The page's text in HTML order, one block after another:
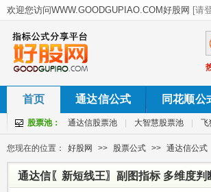
首页 通达信公式 同花顺公
股票池： 通达信股票池 大智慧股票池 飞
您现在的位置： 好股网 >> 股票公式 >> 通达信公式
通达信〖新短线王〗副图指标 多维度